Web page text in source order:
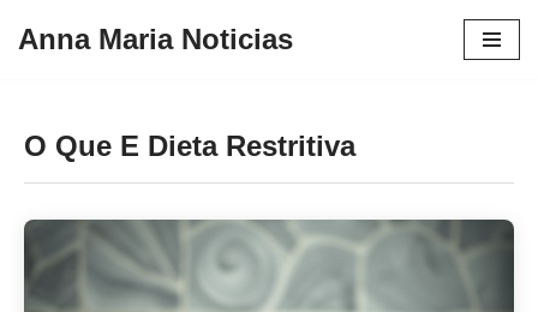
conteúdo
Anna Maria Noticias
O Que E Dieta Restritiva